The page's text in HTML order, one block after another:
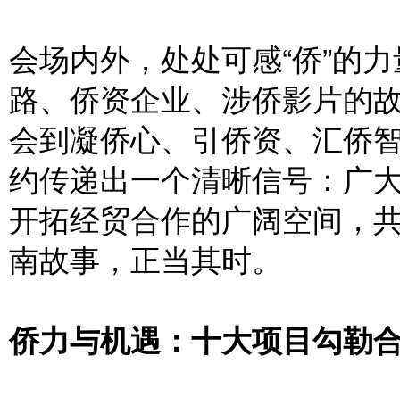
会场内外，处处可感“侨”的
路、侨资企业、涉侨影片的
会到凝侨心、引侨资、汇侨
约传递出一个清晰信号：广
开拓经贸合作的广阔空间，
南故事，正当其时。
侨力与机遇：十大项目勾勒